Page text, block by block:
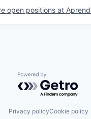
open positions at
Powered by
Privacy policyCookie policy